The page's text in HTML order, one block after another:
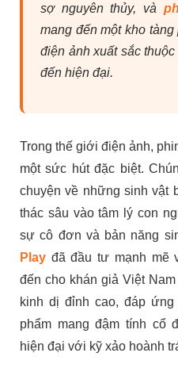
sợ nguyên thủy, và
mang đến một kho
điện ảnh xuất sắc
đến hiện đại.
Trong thế giới điện ảnh,
một sức hút đặc biệt.
chuyện về những sinh vật
thác sâu vào tâm lý con
sự cô đơn và bản năng
Play đã đầu tư mạnh mẽ
đến cho khán giả Việt
kinh dị đỉnh cao, đáp
phẩm mang đậm tính cổ
hiện đại với kỹ xảo hoành